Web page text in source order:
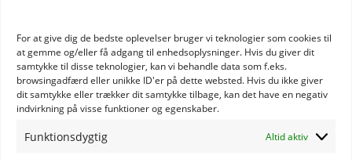
For at give dig de bedste oplevelser bruger vi teknologier som cookies til
at gemme og/eller få adgang til enhedsoplysninger. Hvis du giver dit
samtykke til disse teknologier, kan vi behandle data som f.eks.
browsingadfærd eller unikke ID'er på dette websted. Hvis du ikke giver
dit samtykke eller trækker dit samtykke tilbage, kan det have en negativ
indvirkning på visse funktioner og egenskaber.
Funktionsdygtig Altid aktiv